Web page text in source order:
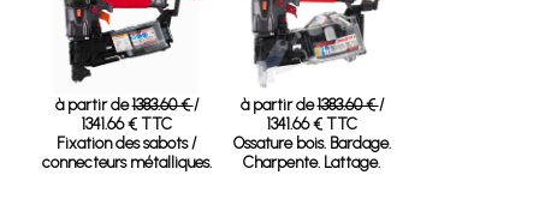
à partir de1383.60 €/
1341.66 € TTC
Fixation des sabots /
connecteurs métalliques.
à partir de1383.60 €/
1341.66 € TTC
Ossature bois. Bardage.
Charpente. Lattage.